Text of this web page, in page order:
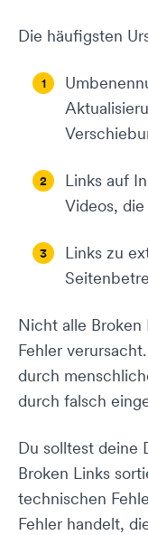
Die häufigsten
Links auf
Videos,
Links zu
Nicht alle
Fehler
durch
durch falsch
Du solltest deine
Broken Links
technischen
Fehler handelt,